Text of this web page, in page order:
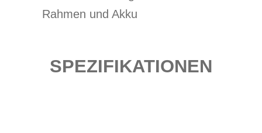
Rahmen und Akku
SPEZIFIKATIONEN